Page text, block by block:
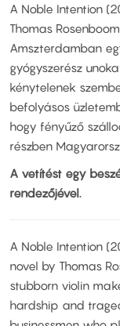
A Noble Intention
Thomas
Amszterdamban
gyógyszerész
kénytelenek
befolyásos
hogy fényűző
részben
A vetítést egy
rendezőjével.
A Noble Intention
novel by Thomas
stubborn violin
hardship and